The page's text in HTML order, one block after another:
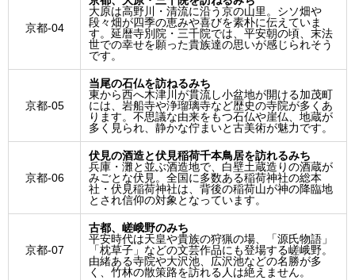
京都-04
大原は高野川・清流に沿う京の山里。シソ畑や
段々畑が四季の恵みや喜びを素朴に伝えていま
す。延暦寺別院・三千院では、平安朝の頃、末法
世での幸せを願った貴族達の思いが感じられそう
です。
京都-05
当尾の石仏を訪ねるみち
東から西へ木津川が貫流し小盆地が開ける加茂町
には、岩船寺や浄瑠璃寺など歴史の寺院が多くあ
ります。不思議な由来をもつ石仏や崖仏、地蔵が
多く見られ、静かな佇まいと古美術が魅力です。
京都-06
伏見の酒造と伏見稲荷千本鳥居を訪れるみち
兵庫・灘と並ぶ酒造地で、白壁土蔵造りの酒蔵が
みごとな伏見。全国に多数ある稲荷神社の総本
社・伏見稲荷神社は、背後の稲荷山が神の降臨地
とされ信仰の対象となっています。
京都-07
古都、嵯峨野のみち
平安時代は天皇や貴族の狩猟の場、「源氏物語」
「枕草子」などの文芸作品にも登場する嵯峨野。
由緒ある寺院や大沢池、広沢池などの名勝が多
く、竹林の散策路を訪れる人は絶えません。